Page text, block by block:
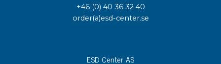
+46 (0) 40 36 32 40
order(a)esd-center.se
ESD Center AS